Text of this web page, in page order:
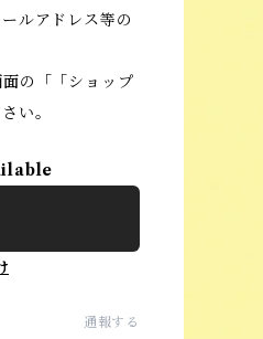
ルアドレス等の
の「「ショップ
い。
通報する